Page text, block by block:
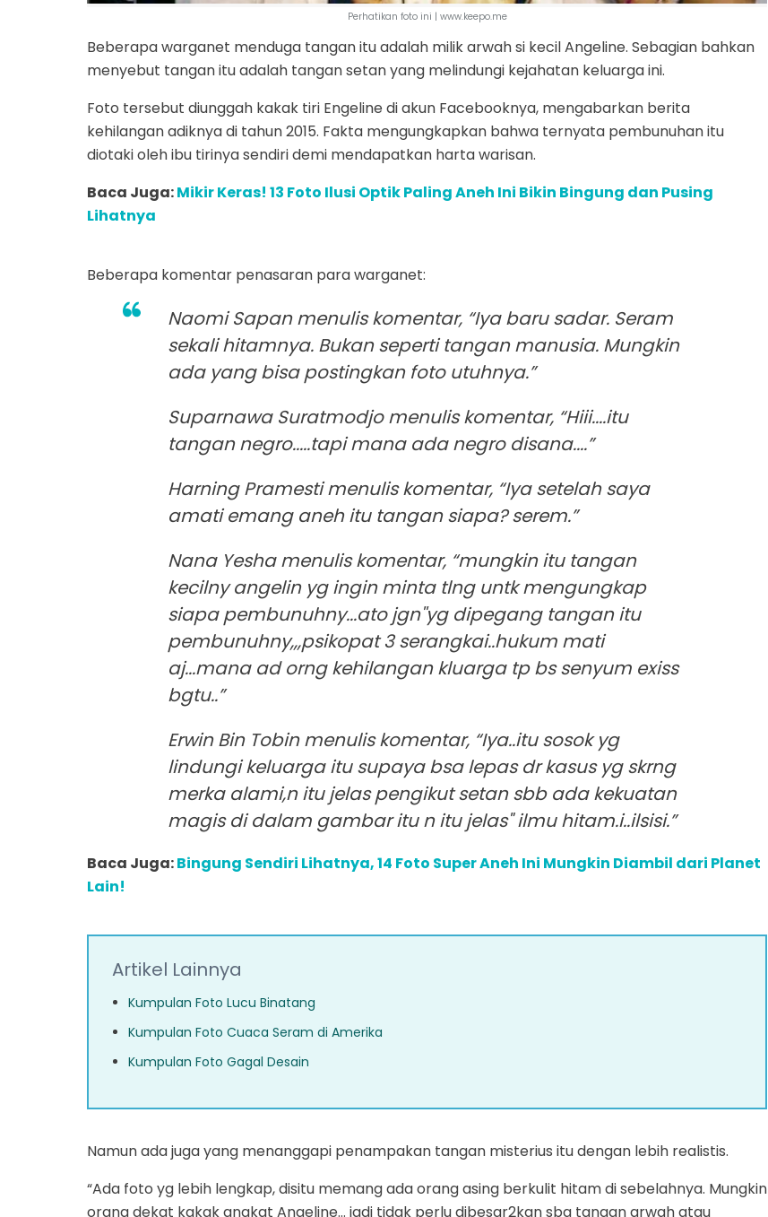
Perhatikan foto ini | www.keepo.me
Beberapa warganet menduga tangan itu adalah milik arwah si kecil Angeline. Sebagian bahkan
menyebut tangan itu adalah tangan setan yang melindungi kejahatan keluarga ini.
Foto tersebut diunggah kakak tiri Engeline di akun Facebooknya, mengabarkan berita
kehilangan adiknya di tahun 2015. Fakta mengungkapkan bahwa ternyata pembunuhan itu
diotaki oleh ibu tirinya sendiri demi mendapatkan harta warisan.
Baca Juga:Mikir Keras! 13 Foto Ilusi Optik Paling Aneh Ini Bikin Bingung dan Pusing
Lihatnya
Beberapa komentar penasaran para warganet:
Naomi Sapan menulis komentar, “Iya baru sadar. Seram
sekali hitamnya. Bukan seperti tangan manusia. Mungkin
ada yang bisa postingkan foto utuhnya.”
Suparnawa Suratmodjo menulis komentar, “Hiii....itu
tangan negro.....tapi mana ada negro disana....”
Harning Pramesti menulis komentar, “Iya setelah saya
amati emang aneh itu tangan siapa? serem.”
Nana Yesha menulis komentar, “mungkin itu tangan
kecilny angelin yg ingin minta tlng untk mengungkap
siapa pembunuhny...ato jgn''yg dipegang tangan itu
pembunuhny,,,psikopat 3 serangkai..hukum mati
aj...mana ad orng kehilangan kluarga tp bs senyum exiss
bgtu..”
Erwin Bin Tobin menulis komentar, “Iya..itu sosok yg
lindungi keluarga itu supaya bsa lepas dr kasus yg skrng
merka alami,n itu jelas pengikut setan sbb ada kekuatan
magis di dalam gambar itu n itu jelas" ilmu hitam.i..ilsisi.”
Baca Juga:Bingung Sendiri Lihatnya, 14 Foto Super Aneh Ini Mungkin Diambil dari Planet
Lain!
Artikel Lainnya
Kumpulan Foto Lucu Binatang
Kumpulan Foto Cuaca Seram di Amerika
Kumpulan Foto Gagal Desain
Namun ada juga yang menanggapi penampakan tangan misterius itu dengan lebih realistis.
“Ada foto yg lebih lengkap, disitu memang ada orang asing berkulit hitam di sebelahnya. Mungkin
orang dekat kakak angkat Angeline… jadi tidak perlu dibesar2kan sbg tangan arwah atau